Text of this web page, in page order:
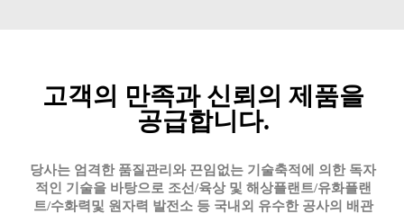
고객의 만족과 신뢰의 제품을
공급합니다.
당사는 엄격한 품질관리와 끈임없는 기술축적에 의한 독자
적인 기술을 바탕으로 조선/육상 및 해상플랜트/유화플랜
트/수화력및 원자력 발전소 등 국내외 유수한 공사의 배관